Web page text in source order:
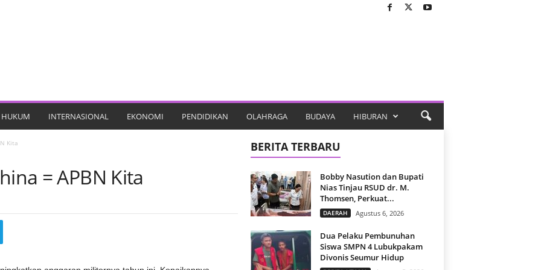
HUKUM INTERNASIONAL EKONOMI PENDIDIKAN OLAHRAGA BUDAYA HIBURAN
Kita
= APBN Kita
BERITA TERBARU
Bobby Nasution dan Bupati
Nias Tinjau RSUD dr. M.
Thomsen, Perkuat...
DAERAH Agustus 6, 2026
Dua Pelaku Pembunuhan
Siswa SMPN 4 Lubukpakam
Divonis Seumur Hidup